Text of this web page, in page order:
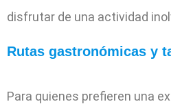
disfrutar de una actividad
Rutas gastronómicas y
Para quienes prefieren una